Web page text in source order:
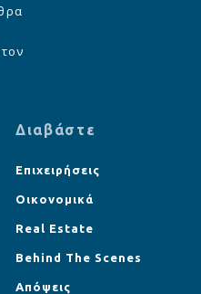
Διαβάστε
Επιχειρήσεις
Οικονομικά
Real Estate
Behind The Scenes
Απόψεις